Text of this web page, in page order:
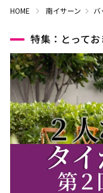
HOME 南イサーン バ
特集：とって